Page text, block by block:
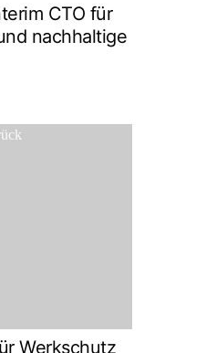
CTO für
nachhaltige
Werkschutz